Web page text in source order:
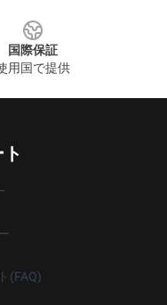
国際保証
用国で提供
(FAQ)